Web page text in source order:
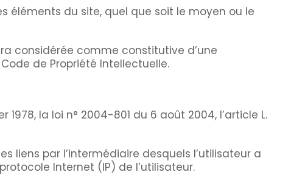
éléments du site, quel que soit le moyen ou le
considérée comme constitutive d’une
de Propriété Intellectuelle.
la loi n° 2004-801 du 6 août 2004, l’article L.
liens par l’intermédiaire desquels l’utilisateur a
Internet (IP) de l’utilisateur.